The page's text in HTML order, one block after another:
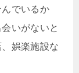
でいるか
いがないと
娯楽施設な